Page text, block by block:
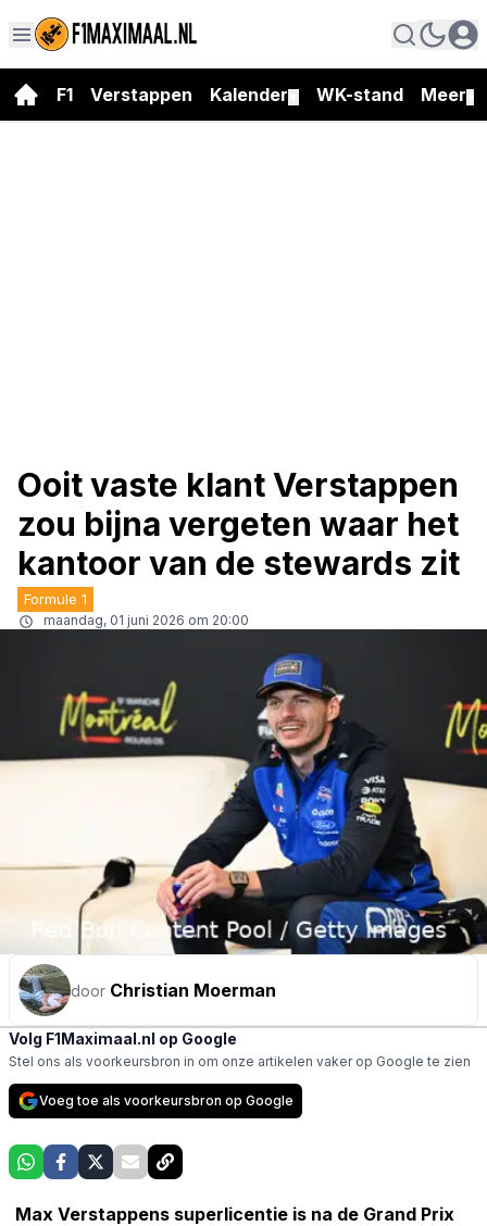
F1 Verstappen Kalender WK-stand Meer
Ooit vaste klant Verstappen
zou bijna vergeten waar het
kantoor van de stewards zit
Formule 1
maandag, 01 juni 2026 om 20:00
door Christian Moerman
Volg F1Maximaal.nl op Google
Stel ons als voorkeursbron in om onze artikelen vaker op Google te zien
Voeg toe als voorkeursbron op Google
Max Verstappens superlicentie is na de Grand Prix